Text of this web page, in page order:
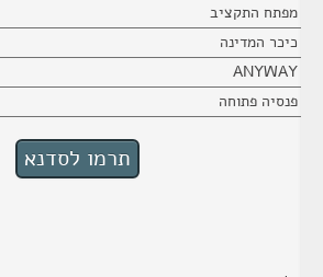
מפתח התקציב
כיכר המדינה
ANYWAY
פנסיה פתוחה